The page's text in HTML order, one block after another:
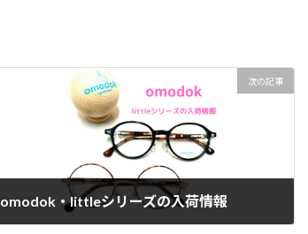
次の記事
omodok・littleシリーズの入荷情報